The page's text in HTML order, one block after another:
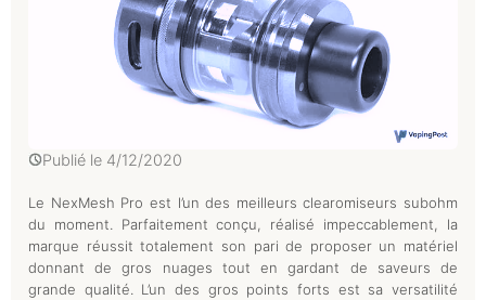
Publié le 4/12/2020
Le NexMesh Pro est l’un des meilleurs clearomiseurs subohm
du moment. Parfaitement conçu, réalisé impeccablement, la
marque réussit totalement son pari de proposer un matériel
donnant de gros nuages tout en gardant de saveurs de
grande qualité. L’un des gros points forts est sa versatilité